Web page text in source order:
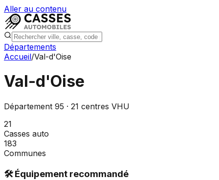
Aller au contenu
Départements
Accueil/Val-d'Oise
Val-d'Oise
Département 95 · 21 centres VHU
21
Casses auto
183
Communes
🛠️ Équipement recommandé